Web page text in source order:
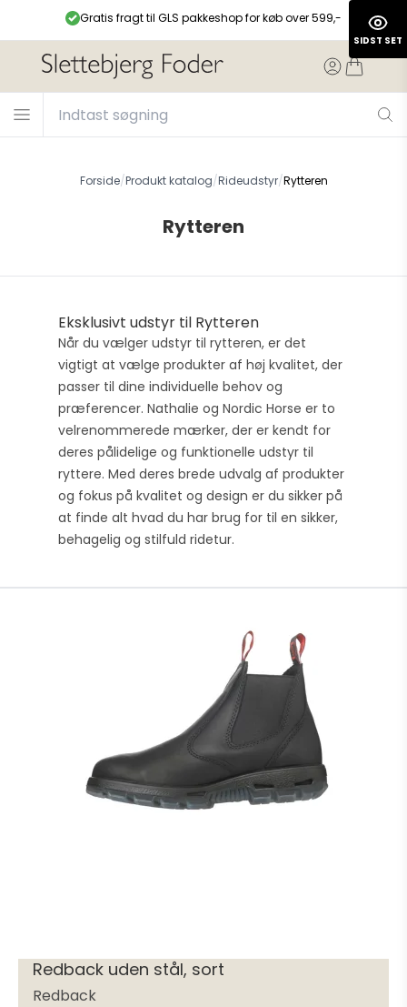
Gratis fragt til GLS pakkeshop for køb over 599,-
Forside/Produkt katalog/Rideudstyr/Rytteren
Rytteren
Eksklusivt udstyr til Rytteren
Når du vælger udstyr til rytteren, er det
vigtigt at vælge produkter af høj kvalitet, der
passer til dine individuelle behov og
præferencer. Nathalie og Nordic Horse er to
velrenommerede mærker, der er kendt for
deres pålidelige og funktionelle udstyr til
ryttere. Med deres brede udvalg af produkter
og fokus på kvalitet og design er du sikker på
at finde alt hvad du har brug for til en sikker,
behagelig og stilfuld ridetur.
Redback uden stål, sort
Redback
SIDST SET